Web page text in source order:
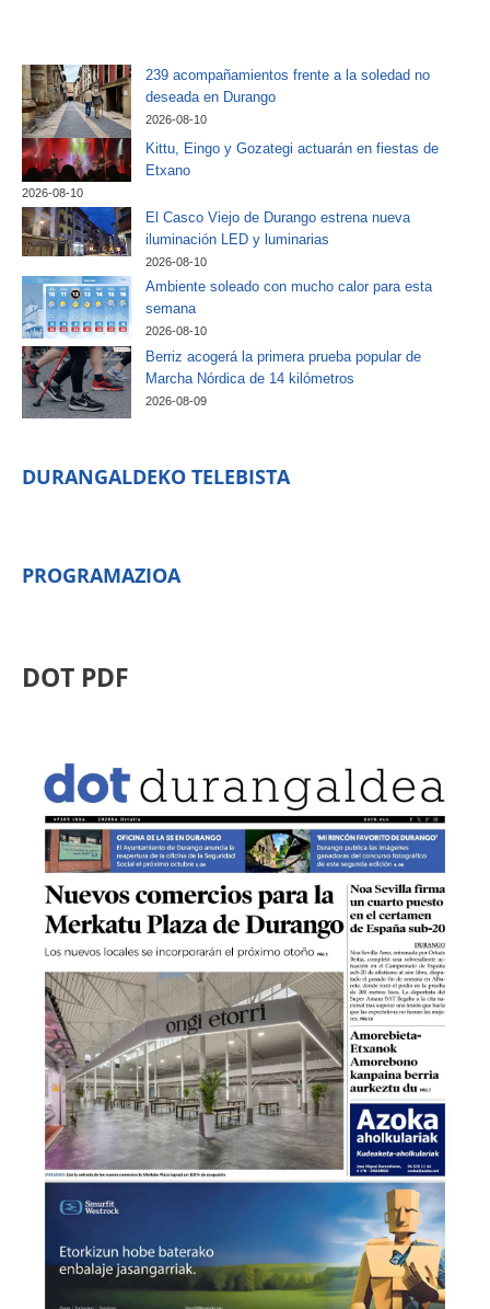
239 acompañamientos frente a la soledad no
deseada en Durango
2026-08-10
Kittu, Eingo y Gozategi actuarán en fiestas de
Etxano
2026-08-10
El Casco Viejo de Durango estrena nueva
iluminación LED y luminarias
2026-08-10
Ambiente soleado con mucho calor para esta
semana
2026-08-10
Berriz acogerá la primera prueba popular de
Marcha Nórdica de 14 kilómetros
2026-08-09
DURANGALDEKO TELEBISTA
PROGRAMAZIOA
DOT PDF